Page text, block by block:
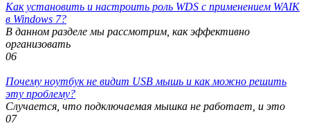
Как установить и настроить роль WDS с применением WAIK
в Windows 7?
В данном разделе мы рассмотрим, как эффективно
организовать
06
Почему ноутбук не видит USB мышь и как можно решить
эту проблему?
Случается, что подключаемая мышка не работает, и это
07